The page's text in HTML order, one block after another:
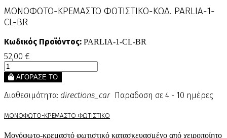
ΜΟΝΟΦΩΤΟ-ΚΡΕΜΑΣΤΟ ΦΩΤΙΣΤΙΚΟ-ΚΩΔ. PARLIA-1-
CL-BR
Κωδικός Προϊόντος: PARLIA-1-CL-BR
52,00 €
ΑΓΟΡΑΣΕ ΤΟ
Διαθεσιμότητα: directions_car Παράδοση σε 4 - 10 ημέρες
ΜΟΝΟΦΩΤΟ-ΚΡΕΜΑΣΤΟ ΦΩΤΙΣΤΙΚΟ
Μονόφωτο-κρεμαστό φωτιστικό κατασκευασμένο από χειροποίητο